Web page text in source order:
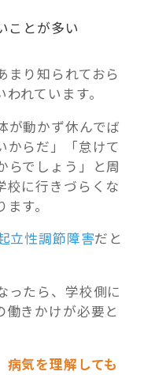
ことが多い
まり知られておら
われています。
が動かず休んでば
からだ」「怠けて
らでしょう」と周
校に行きづらくな
す。
立性調節障害だと
ったら、学校側に
働きかけが必要と
病気を理解しても